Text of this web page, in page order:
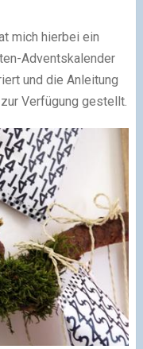
mich hierbei ein
Adventskalender
und die Anleitung
Verfügung gestellt.